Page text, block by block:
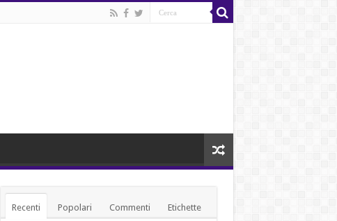
Recenti Popolari Commenti Etichette